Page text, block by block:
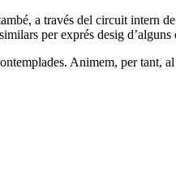
a través del circuit intern
per exprés desig d’alguns
Animem, per tant,